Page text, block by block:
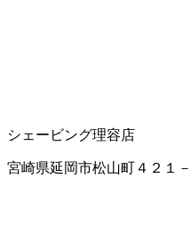
シェービング理容店
宮崎県延岡市松山町４２１